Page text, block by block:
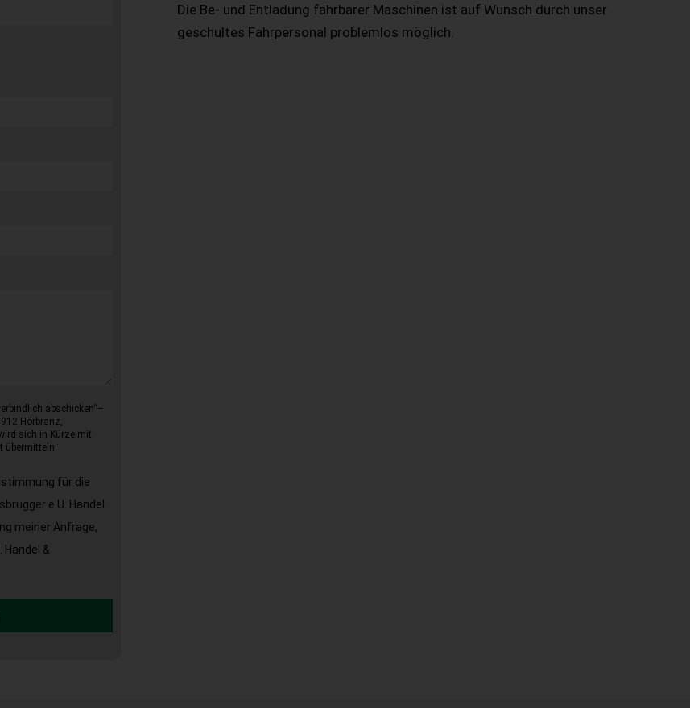
abschicken“–
Hörbranz,
sich in Kürze mit
übermitteln.
für die
e.U. Handel
meiner Anfrage,
Handel &
Die Be- und Entladung fahrbarer Maschinen ist auf Wunsch durch unser
geschultes Fahrpersonal problemlos möglich.